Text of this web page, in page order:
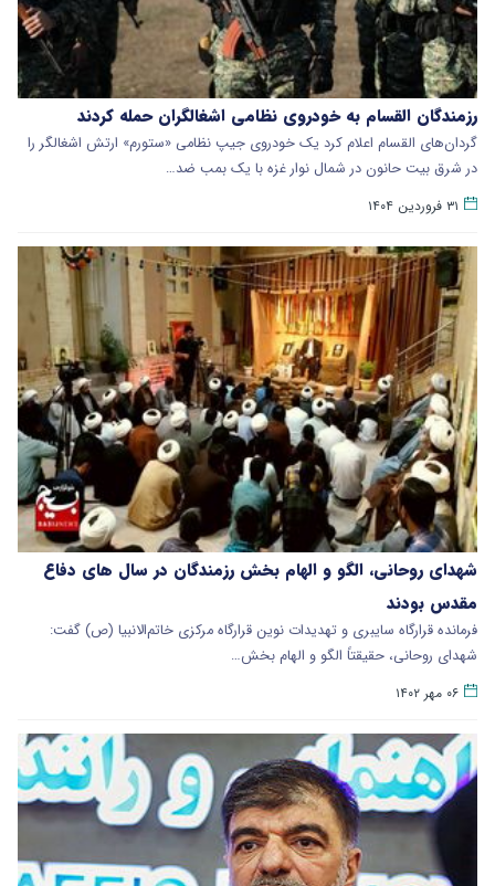
رزمندگان القسام به خودروی نظامی اشغالگران حمله کردند
گردان‌های القسام اعلام کرد یک خودروی جیپ نظامی «ستورم» ارتش اشغالگر را
در شرق بیت حانون در شمال نوار غزه با یک بمب ضد…
۳۱ فروردین ۱۴۰۴
شهدای روحانی، الگو و الهام بخش رزمندگان در سال های دفاع
مقدس بودند
فرمانده قرارگاه سایبری و تهدیدات نوین قرارگاه مرکزی خاتم‌الانبیا (ص) گفت:
شهدای روحانی، حقیقتاً الگو و الهام بخش…
۰۶ مهر ۱۴۰۲